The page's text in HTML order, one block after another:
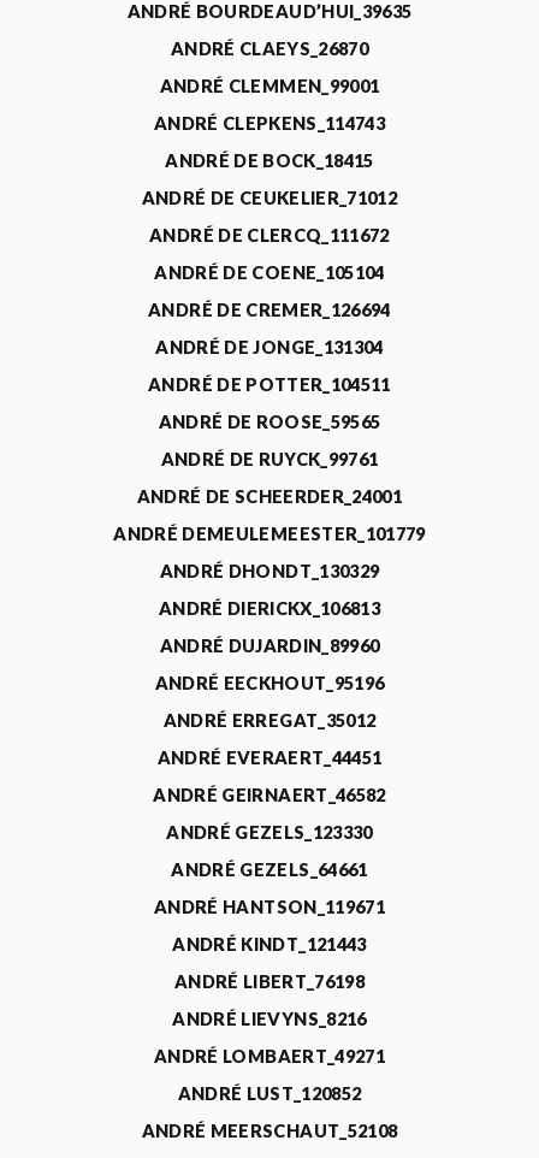
ANDRÉ BOURDEAUD’HUI_39635
ANDRÉ CLAEYS_26870
ANDRÉ CLEMMEN_99001
ANDRÉ CLEPKENS_114743
ANDRÉ DE BOCK_18415
ANDRÉ DE CEUKELIER_71012
ANDRÉ DE CLERCQ_111672
ANDRÉ DE COENE_105104
ANDRÉ DE CREMER_126694
ANDRÉ DE JONGE_131304
ANDRÉ DE POTTER_104511
ANDRÉ DE ROOSE_59565
ANDRÉ DE RUYCK_99761
ANDRÉ DE SCHEERDER_24001
ANDRÉ DEMEULEMEESTER_101779
ANDRÉ DHONDT_130329
ANDRÉ DIERICKX_106813
ANDRÉ DUJARDIN_89960
ANDRÉ EECKHOUT_95196
ANDRÉ ERREGAT_35012
ANDRÉ EVERAERT_44451
ANDRÉ GEIRNAERT_46582
ANDRÉ GEZELS_123330
ANDRÉ GEZELS_64661
ANDRÉ HANTSON_119671
ANDRÉ KINDT_121443
ANDRÉ LIBERT_76198
ANDRÉ LIEVYNS_8216
ANDRÉ LOMBAERT_49271
ANDRÉ LUST_120852
ANDRÉ MEERSCHAUT_52108